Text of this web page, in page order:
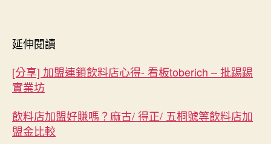
延伸閱讀
[分享] 加盟連鎖飲料店心得- 看板toberich – 批踢踢
實業坊
飲料店加盟好賺嗎？麻古/ 得正/ 五桐號等飲料店加
盟金比較